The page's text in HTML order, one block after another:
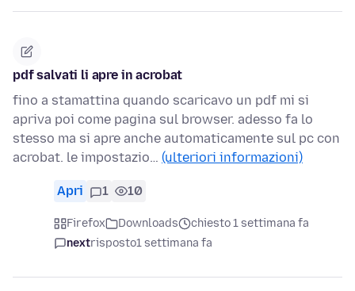
pdf salvati li apre in acrobat
fino a stamattina quando scaricavo un pdf mi si
apriva poi come pagina sul browser. adesso fa lo
stesso ma si apre anche automaticamente sul pc con
acrobat. le impostazio… (ulteriori informazioni)
Apri 1 10
Firefox Downloads
chiesto 1 settimana fa
nextrisposto1 settimana fa